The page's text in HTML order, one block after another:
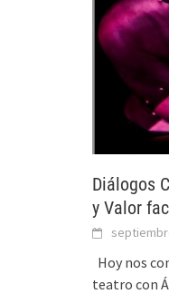
Diálogos
y Valor
Hoy nos
teatro con